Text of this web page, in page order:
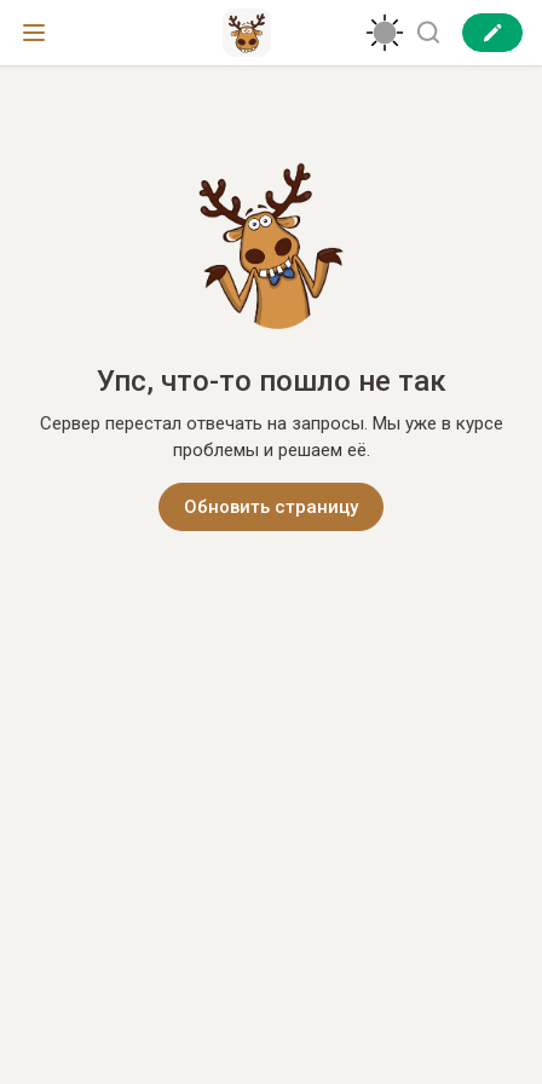
Упс, что-то пошло не так
Сервер перестал отвечать на запросы. Мы уже в курсе
проблемы и решаем её.
Обновить страницу